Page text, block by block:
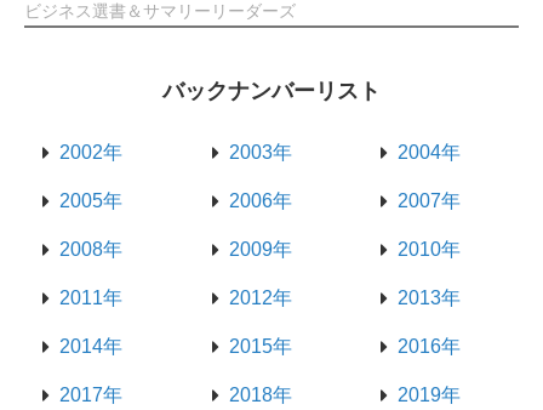
ビジネス選書＆サマリーリーダーズ
バックナンバーリスト
2002年 2003年 2004年
2005年 2006年 2007年
2008年 2009年 2010年
2011年 2012年 2013年
2014年 2015年 2016年
2017年 2018年 2019年